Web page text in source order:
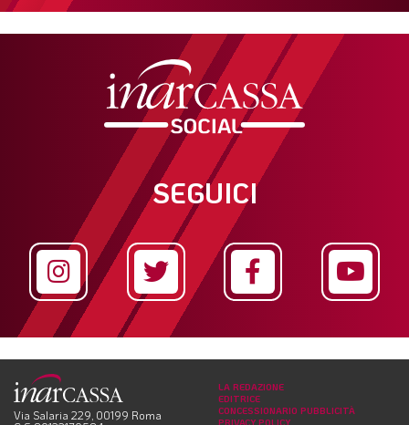
SEGUICI
Via Salaria 229, 00199 Roma
LA REDAZIONE
EDITRICE
CONCESSIONARIO PUBBLICITÀ